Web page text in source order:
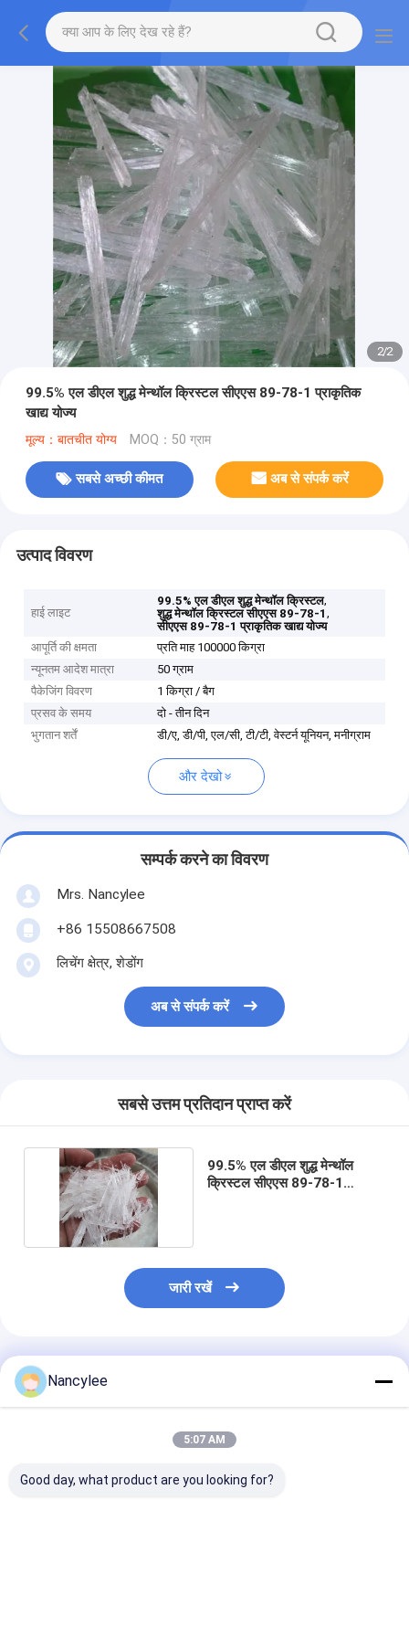
2/2
99.5% एल डीएल शुद्ध मेन्थॉल क्रिस्टल सीएएस 89-78-1 प्राकृतिक
खाद्य योज्य
मूल्य：बातचीत योग्य MOQ：50 ग्राम
सबसे अच्छी कीमत अब से संपर्क करें
उत्पाद विवरण
हाई लाइट
99.5% एल डीएल शुद्ध मेन्थॉल क्रिस्टल,
शुद्ध मेन्थॉल क्रिस्टल सीएएस 89-78-1,
सीएएस 89-78-1 प्राकृतिक खाद्य योज्य
आपूर्ति की क्षमता
प्रति माह 100000 किग्रा
न्यूनतम आदेश मात्रा
50 ग्राम
पैकेजिंग विवरण
1 किग्रा / बैग
प्रसव के समय
दो - तीन दिन
भुगतान शर्तें
डी/ए, डी/पी, एल/सी, टी/टी, वेस्टर्न यूनियन, मनीग्राम
और देखो
सम्पर्क करने का विवरण
Mrs. Nancylee
+86 15508667508
लिचेंग क्षेत्र, शेडोंग
अब से संपर्क करें
सबसे उत्तम प्रतिदान प्राप्त करें
99.5% एल डीएल शुद्ध मेन्थॉल
क्रिस्टल सीएएस 89-78-1
जारी रखें
अनुशंसित उत्पाद
Nancylee
5:07 AM
Good day, what product are you looking for?